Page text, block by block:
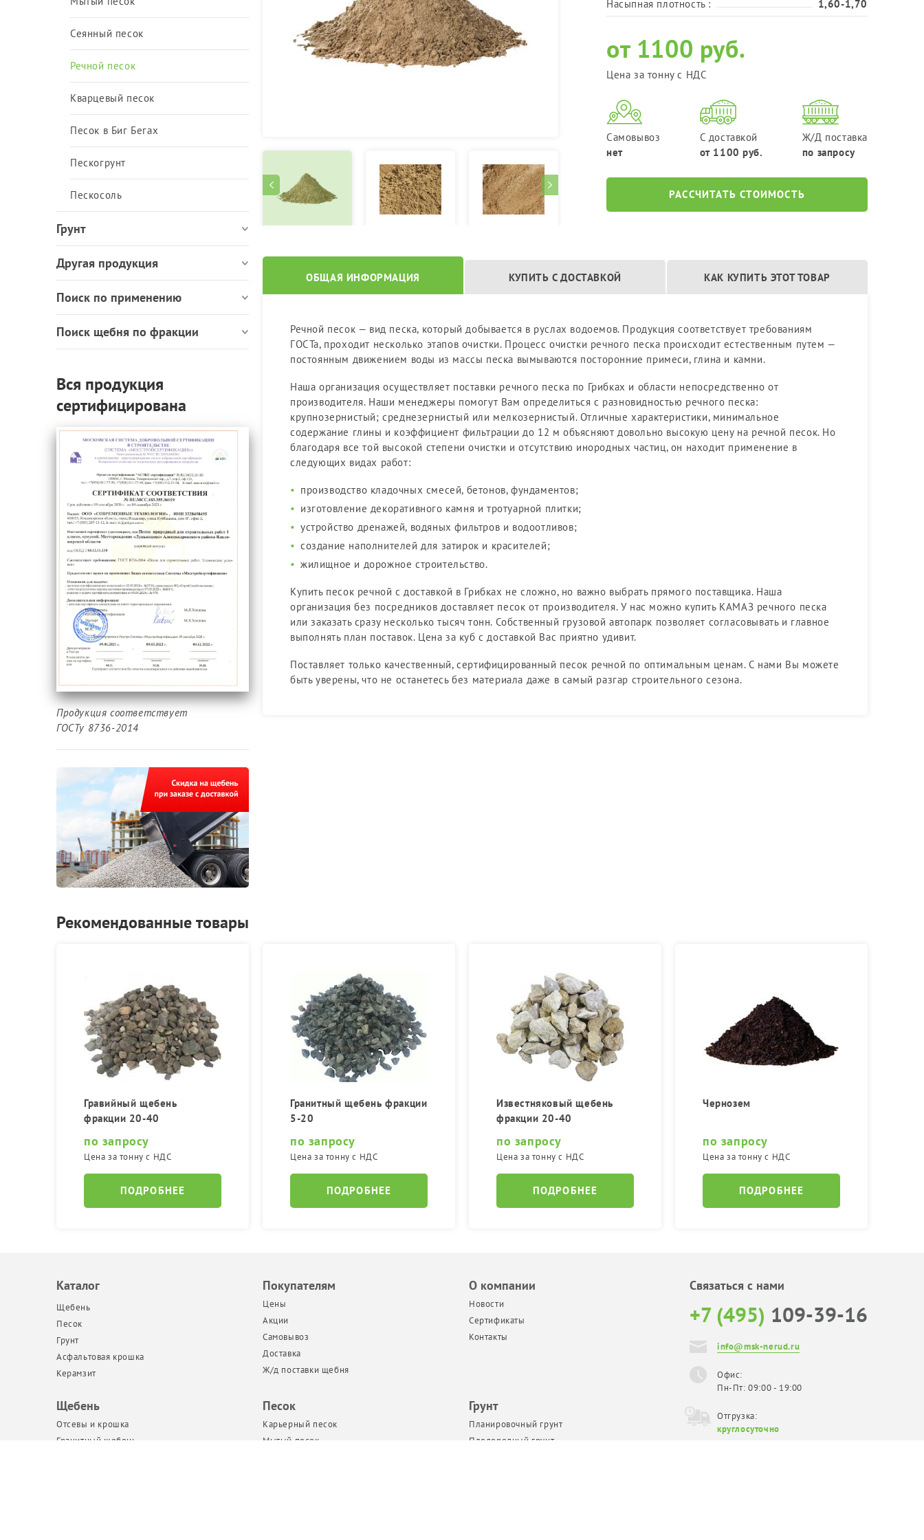
Фракция 40-70 мм
Сеянный песок
Речной песок
Кварцевый песок
Песок в Биг Бегах
Пескогрунт
Пескосоль
Грунт
Другая продукция
Поиск по применению
Поиск щебня по фракции
Вся продукция
сертифицирована
Продукция соответствует
ГОСТу 8736-2014
Насыпная плотность :
1,60-1,70
от 1100 руб.
Цена за тонну с НДС
Самовывоз
нет
С доставкой
от 1100 руб.
Ж/Д поставка
по запросу
РАССЧИТАТЬ СТОИМОСТЬ
ОБЩАЯ ИНФОРМАЦИЯ КУПИТЬ С ДОСТАВКОЙ КАК КУПИТЬ ЭТОТ ТОВАР
Речной песок — вид песка, который добывается в руслах водоемов. Продукция соответствует требованиям
ГОСТа, проходит несколько этапов очистки. Процесс очистки речного песка происходит естественным путем —
постоянным движением воды из массы песка вымываются посторонние примеси, глина и камни.
Наша организация осуществляет поставки речного песка по Грибках и области непосредственно от
производителя. Наши менеджеры помогут Вам определиться с разновидностью речного песка:
крупнозернистый; среднезернистый или мелкозернистый. Отличные характеристики, минимальное
содержание глины и коэффициент фильтрации до 12 м объясняют довольно высокую цену на речной песок. Но
благодаря все той высокой степени очистки и отсутствию инородных частиц, он находит применение в
следующих видах работ:
производство кладочных смесей, бетонов, фундаментов;
изготовление декоративного камня и тротуарной плитки;
устройство дренажей, водяных фильтров и водоотливов;
создание наполнителей для затирок и красителей;
жилищное и дорожное строительство.
Купить песок речной с доставкой в Грибках не сложно, но важно выбрать прямого поставщика. Наша
организация без посредников доставляет песок от производителя. У нас можно купить КАМАЗ речного песка
или заказать сразу несколько тысяч тонн. Собственный грузовой автопарк позволяет согласовывать и главное
выполнять план поставок. Цена за куб с доставкой Вас приятно удивит.
Поставляет только качественный, сертифицированный песок речной по оптимальным ценам. С нами Вы можете
быть уверены, что не останетесь без материала даже в самый разгар строительного сезона.
Рекомендованные товары
Гравийный щебень
фракции 20-40
по запросу
Цена за тонну с НДС
ПОДРОБНЕЕ
Гранитный щебень фракции
5-20
по запросу
Цена за тонну с НДС
ПОДРОБНЕЕ
Известняковый щебень
фракции 20-40
по запросу
Цена за тонну с НДС
ПОДРОБНЕЕ
Чернозем
по запросу
Цена за тонну с НДС
ПОДРОБНЕЕ
Каталог
Щебень
Песок
Грунт
Асфальтовая крошка
Керамзит
Покупателям
Цены
Акции
Самовывоз
Доставка
Ж/д поставки щебня
О компании
Новости
Сертификаты
Контакты
Щебень
Отсевы и крошка
Гранитный щебень
Песок
Карьерный песок
Мытый песок
Грунт
Планировочный грунт
Плодородный грунт
Связаться с нами
+7 (495) 109-39-16
info@msk-nerud.ru
Офис:
Пн-Пт: 09:00 - 19:00
Отгрузка:
круглосуточно